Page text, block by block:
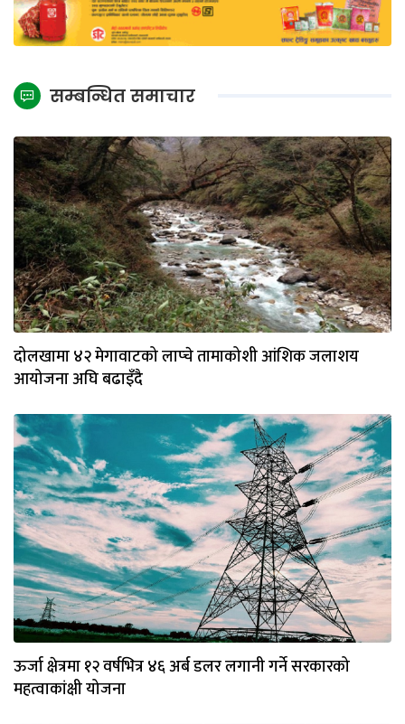
सम्बन्धित समाचार
दोलखामा ४२ मेगावाटको लाप्चे तामाकोशी आंशिक जलाशय
आयोजना अघि बढाइँदै
ऊर्जा क्षेत्रमा १२ वर्षभित्र ४६ अर्ब डलर लगानी गर्ने सरकारको
महत्वाकांक्षी योजना